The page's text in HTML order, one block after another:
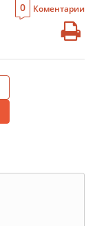
0 Коментарии